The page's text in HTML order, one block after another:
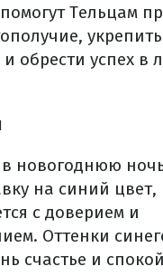
Тельцам
обрести успех в
новогоднюю
на синий
с доверием и
Оттенки
счастье и